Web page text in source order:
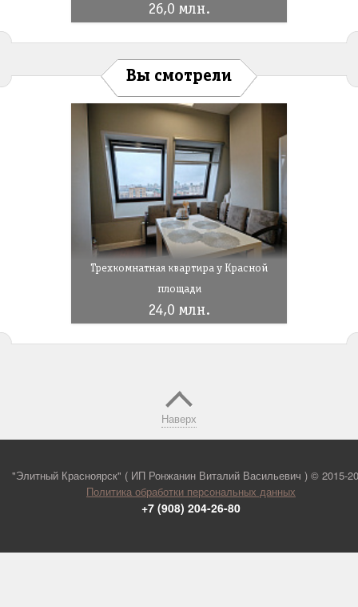
26,0 млн.
Вы смотрели
Трехкомнатная квартира у Красной
площади
24,0 млн.
Наверх
"Элитный Красноярск" ( ИП Ронжанин Виталий Васильевич ) © 2015-
Политика обработки персональных данных
+7 (908) 204-26-80